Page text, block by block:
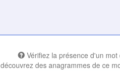
Vérifiez la présence d'un mot
découvrez des anagrammes de ce